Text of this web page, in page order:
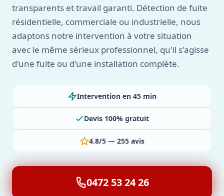
transparents et travail garanti. Détection de fuite
résidentielle, commerciale ou industrielle, nous
adaptons notre intervention à votre situation
avec le même sérieux professionnel, qu'il s'agisse
d'une fuite ou d'une installation complète.
Intervention en 45 min
Devis 100% gratuit
4.8/5 — 255 avis
0472 53 24 26